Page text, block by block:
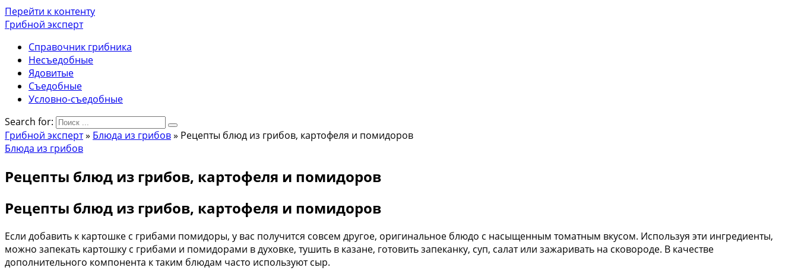
Перейти к контенту
Грибной эксперт
Справочник грибника
Несъедобные
Ядовитые
Съедобные
Условно-съедобные
Search for:
Грибной эксперт» Блюда из грибов» Рецепты блюд из грибов, картофеля и помидоров
Блюда из грибов
Рецепты блюд из грибов, картофеля и помидоров
Рецепты блюд из грибов, картофеля и помидоров
Если добавить к картошке с грибами помидоры, у вас получится совсем другое, оригинальное блюдо с насыщенным томатным вкусом. Используя эти ингредиенты,
можно запекать картошку с грибами и помидорами в духовке, тушить в казане, готовить запеканку, суп, салат или зажаривать на сковороде. В качестве
дополнительного компонента к таким блюдам часто используют сыр.